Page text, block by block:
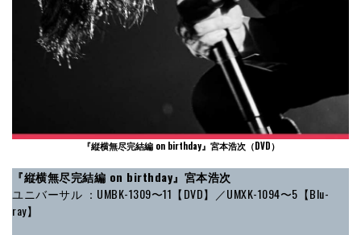
『縦横無尽完結編 on birthday』宮本浩次（DVD）
『縦横無尽完結編 on birthday』宮本浩次
ユニバーサル ：UMBK-1309〜11【DVD】／UMXK-1094〜5【Blu-
ray】